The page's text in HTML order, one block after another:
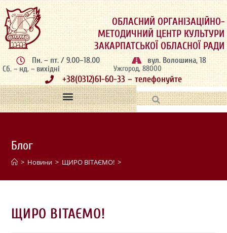
ОБЛАСНИЙ ОРГАНІЗАЦІЙНО-
МЕТОДИЧНИЙ ЦЕНТР КУЛЬТУРИ
ЗАКАРПАТСЬКОЇ ОБЛАСНОЇ РАДИ
Пн. – пт. / 9.00–18.00
Сб. – нд. – вихідні
вул. Волошина, 18
Ужгород, 88000
+38(0312)61-60-33 – телефонуйте
Блог
> Новини > ЩИРО ВІТАЄМО! >
ЩИРО ВІТАЄМО!